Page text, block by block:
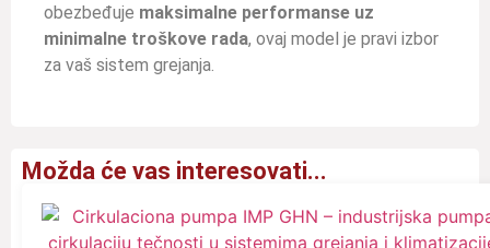
obezbeđuje maksimalne performanse uz
minimalne troškove rada, ovaj model je pravi izbor
za vaš sistem grejanja.
Možda će vas interesovati...